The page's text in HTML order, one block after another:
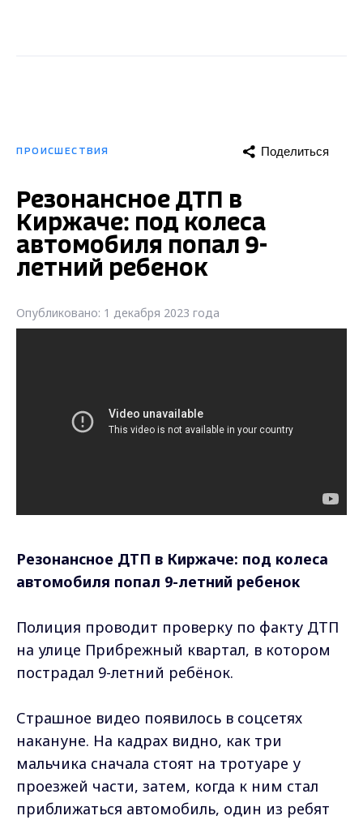
ПРОИСШЕСТВИЯ Поделиться
Резонансное ДТП в
Киржаче: под колеса
автомобиля попал 9-
летний ребенок
Опубликовано: 1 декабря 2023 года
Резонансное ДТП в Киржаче: под колеса
автомобиля попал 9-летний ребенок
Полиция проводит проверку по факту ДТП
на улице Прибрежный квартал, в котором
пострадал 9-летний ребёнок.
Страшное видео появилось в соцсетях
накануне. На кадрах видно, как три
мальчика сначала стоят на тротуаре у
проезжей части, затем, когда к ним стал
приближаться автомобиль, один из ребят